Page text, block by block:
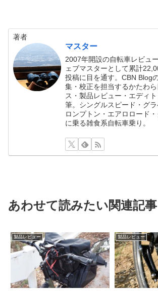
著者
マスター
2007年開設の自転車レビュ
ェブマスターとして累計
投稿に目を通す。CBN Blog
集・校正を担当するかたわ
ス・製品レビュー・エディ
筆。シングルスピード・グ
ロンプトン・エアロロード
に乗る雑食系自転車乗り。
あわせて読みたい関連記事
製品レビュー 製品レビュー